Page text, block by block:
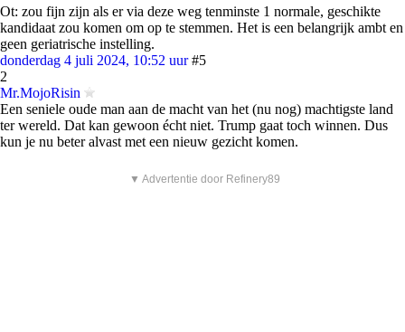
Ot: zou fijn zijn als er via deze weg tenminste 1 normale, geschikte
kandidaat zou komen om op te stemmen. Het is een belangrijk ambt en
geen geriatrische instelling.
donderdag 4 juli 2024, 10:52 uur #5
2
Mr.MojoRisin
Een seniele oude man aan de macht van het (nu nog) machtigste land
ter wereld. Dat kan gewoon écht niet. Trump gaat toch winnen. Dus
kun je nu beter alvast met een nieuw gezicht komen.
▼ Advertentie door Refinery89